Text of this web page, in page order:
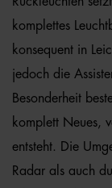
komplettes
konsequent in
jedoch die
Besonderheit
komplett Neues,
entsteht. Die
Radar als auch